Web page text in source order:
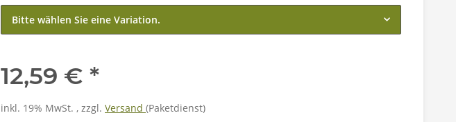
Bitte wählen Sie eine Variation.
12,59 € *
inkl. 19% MwSt. , zzgl. Versand (Paketdienst)